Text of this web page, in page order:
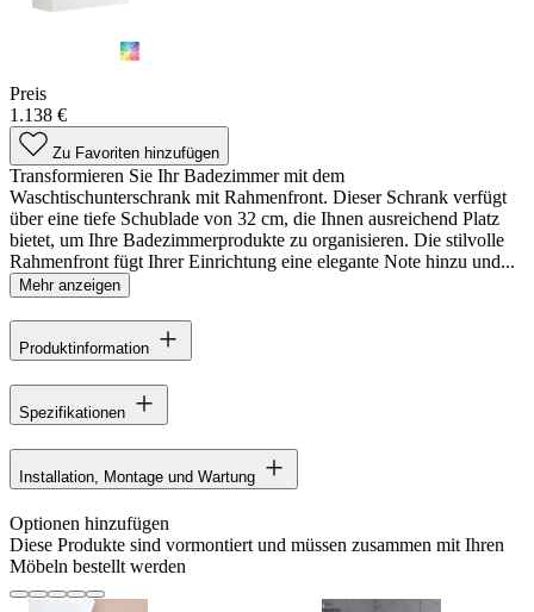
Preis
1.138 €
Zu Favoriten hinzufügen
Transformieren Sie Ihr Badezimmer mit dem
Waschtischunterschrank mit Rahmenfront. Dieser Schrank verfügt
über eine tiefe Schublade von 32 cm, die Ihnen ausreichend Platz
bietet, um Ihre Badezimmerprodukte zu organisieren. Die stilvolle
Rahmenfront fügt Ihrer Einrichtung eine elegante Note hinzu und...
Mehr anzeigen
Produktinformation
Spezifikationen
Installation, Montage und Wartung
Optionen hinzufügen
Diese Produkte sind vormontiert und müssen zusammen mit Ihren
Möbeln bestellt werden